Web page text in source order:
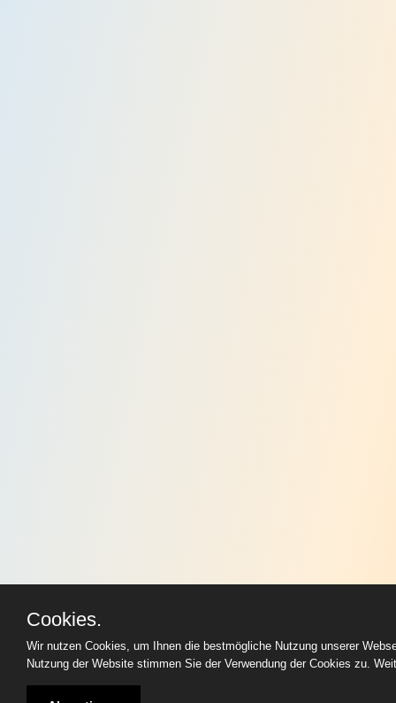
Cookies.
Wir nutzen Cookies, um Ihnen die bestmögliche Nutzung unserer
Nutzung der Website stimmen Sie der Verwendung der Cookies zu.